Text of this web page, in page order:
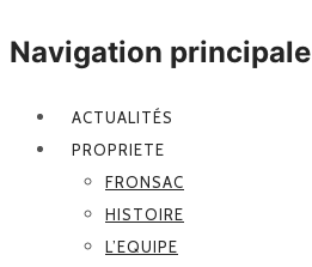
Navigation principale
ACTUALITÉS
PROPRIETE
FRONSAC
HISTOIRE
L’EQUIPE